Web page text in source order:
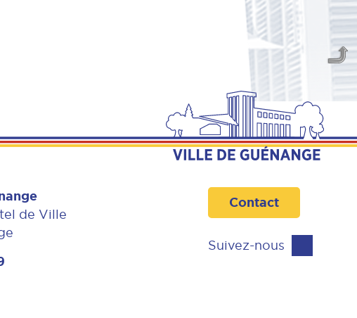
de Ville
Contact
Suivez-nous